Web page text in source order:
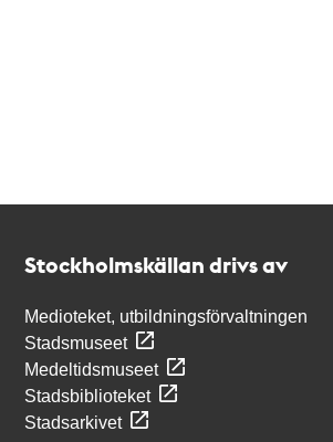
Stockholmskällan drivs av
Medioteket, utbildningsförvaltningen
Stadsmuseet
Medeltidsmuseet
Stadsbiblioteket
Stadsarkivet